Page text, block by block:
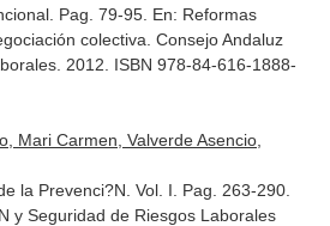
Pag. 79-95. En: Reformas
colectiva . Consejo Andaluz
2012. ISBN 978-84-616-1888-
Mari Carmen, Valverde Asencio,
la Prevenci?N. Vol. I. Pag. 263-290.
y Seguridad de Riesgos Laborales